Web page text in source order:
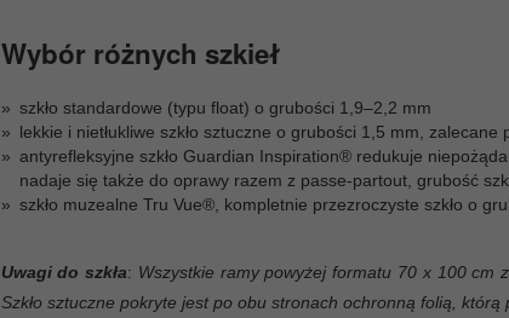
Wybór różnych szkieł
szkło standardowe (typu float) o grubości 1,9–2,2 mm
lekkie i nietłukliwe szkło sztuczne o grubości 1,5 mm,
antyrefleksyjne szkło Guardian Inspiration® redukuje
nadaje się także do oprawy razem z passe-partout, grubość
szkło muzealne Tru Vue®, kompletnie przezroczyste szkło o
Uwagi do szkła: Wszystkie ramy powyżej formatu 70 x 100 cm
Szkło sztuczne pokryte jest po obu stronach ochronną folią,